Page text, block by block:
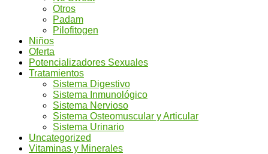
Otros
Padam
Pilofitogen
Niños
Oferta
Potencializadores Sexuales
Tratamientos
Sistema Digestivo
Sistema Inmunológico
Sistema Nervioso
Sistema Osteomuscular y Articular
Sistema Urinario
Uncategorized
Vitaminas y Minerales